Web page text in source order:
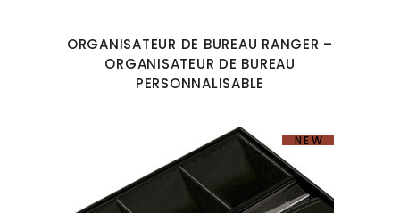
ORGANISATEUR DE BUREAU RANGER –
ORGANISATEUR DE BUREAU
PERSONNALISABLE
NEW